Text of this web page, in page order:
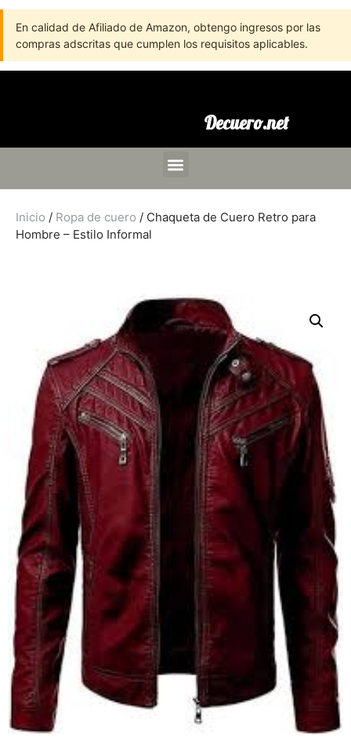
En calidad de Afiliado de Amazon, obtengo ingresos por las
compras adscritas que cumplen los requisitos aplicables.
Decuero.net
Inicio / Ropa de cuero / Chaqueta de Cuero Retro para
Hombre – Estilo Informal